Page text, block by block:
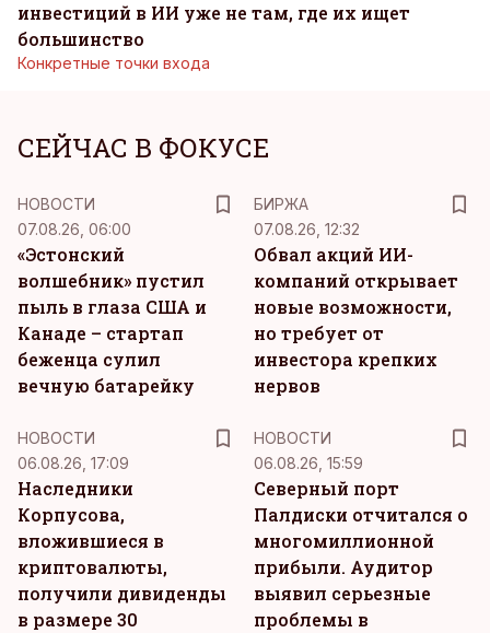
инвестиций в ИИ уже не там, где их ищет
большинство
Конкретные точки входа
СЕЙЧАС В ФОКУСЕ
НОВОСТИ
07.08.26, 06:00
«Эстонский
волшебник» пустил
пыль в глаза США и
Канаде – стартап
беженца сулил
вечную батарейку
БИРЖА
07.08.26, 12:32
Обвал акций ИИ-
компаний открывает
новые возможности,
но требует от
инвестора крепких
нервов
НОВОСТИ
06.08.26, 17:09
Наследники
Корпусова,
вложившиеся в
криптовалюты,
получили дивиденды
в размере 30
НОВОСТИ
06.08.26, 15:59
Северный порт
Палдиски отчитался о
многомиллионной
прибыли. Аудитор
выявил серьезные
проблемы в